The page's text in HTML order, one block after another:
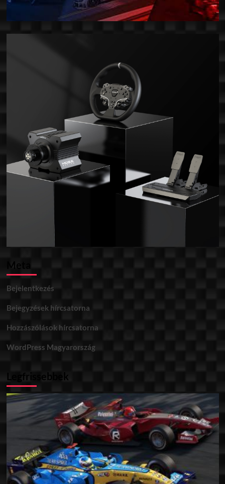
Meta
Bejelentkezés
Bejegyzések hírcsatorna
Hozzászólások hírcsatorna
WordPress Magyarország
Legfrissebbek